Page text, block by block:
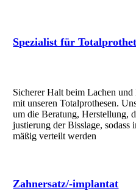
Spezialist für
Sicherer Halt beim Lachen
mit unseren Total­pro­thesen.
um die Be­ratung, Her­stellung,
jus­tierung der Biss­lage,
mäßig verteilt werden
Zahnersatz/-implantat